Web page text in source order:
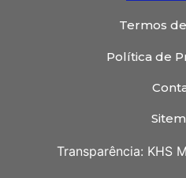
Termos
Política de
Transparência: KHS